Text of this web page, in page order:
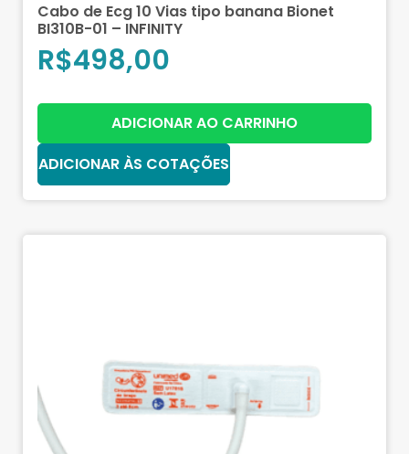
Cabo de Ecg 10 Vias tipo banana Bionet
BI310B-01 – INFINITY
R$498,00
ADICIONAR AO CARRINHO
ADICIONAR ÀS COTAÇÕES